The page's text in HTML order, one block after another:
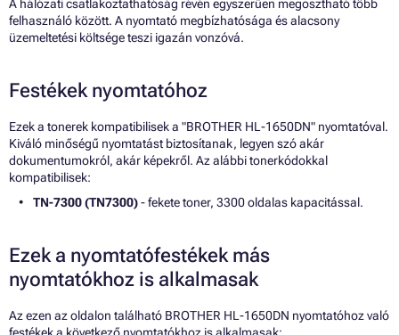
A hálózati csatlakoztathatóság révén egyszerűen megosztható több
felhasználó között. A nyomtató megbízhatósága és alacsony
üzemeltetési költsége teszi igazán vonzóvá.
Festékek nyomtatóhoz
Ezek a tonerek kompatibilisek a "BROTHER HL-1650DN" nyomtatóval.
Kiváló minőségű nyomtatást biztosítanak, legyen szó akár
dokumentumokról, akár képekről. Az alábbi tonerkódokkal
kompatibilisek:
TN-7300 (TN7300)- fekete toner, 3300 oldalas kapacitással.
Ezek a nyomtatófestékek más
nyomtatókhoz is alkalmasak
Az ezen az oldalon található BROTHER HL-1650DN nyomtatóhoz való
festékek a következő nyomtatókhoz is alkalmasak: